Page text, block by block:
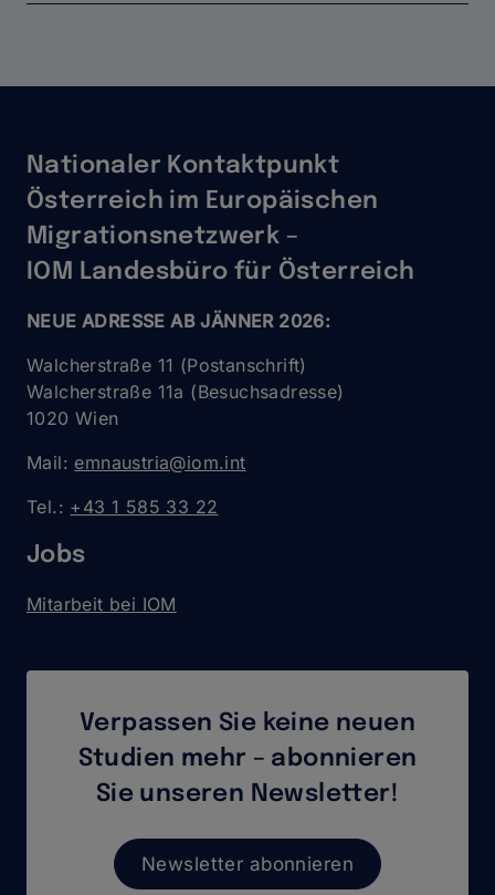
Nationaler Kontaktpunkt
Österreich im Europäischen
Migrationsnetzwerk –
IOM Landesbüro für Österreich
NEUE ADRESSE AB JÄNNER 2026:
Walcherstraße 11 (Postanschrift)
Walcherstraße 11a (Besuchsadresse)
1020 Wien
Mail: emnaustria@iom.int
Tel.: +43 1 585 33 22
Jobs
Mitarbeit bei IOM
Verpassen Sie keine neuen
Studien mehr – abonnieren
Sie unseren Newsletter!
Newsletter abonnieren